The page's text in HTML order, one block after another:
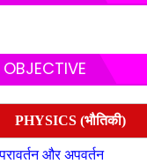
PHYSICS (भौतिकी)
और अपवर्तन